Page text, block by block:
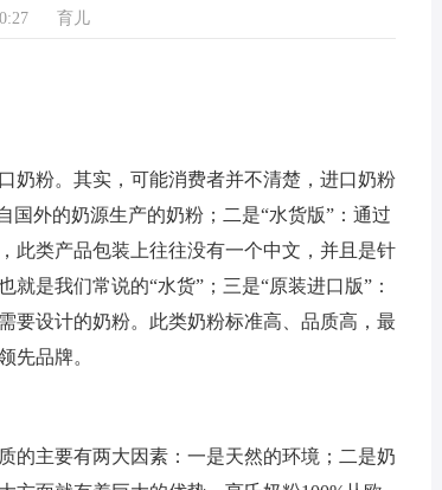
育儿
粉。其实，可能消费者并不清楚，进口奶粉
国外的奶源生产的奶粉；二是“水货版”：通过
此类产品包装上往往没有一个中文，并且是针
是我们常说的“水货”；三是“原装进口版”：
要设计的奶粉。此类奶粉标准高、品质高，最
先品牌。
主要有两大因素：一是天然的环境；二是奶